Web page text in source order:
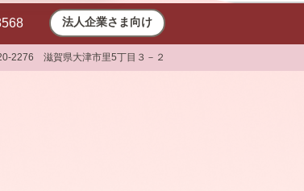
法人企業さま向け
2276 滋賀県大津市里5丁目３－２